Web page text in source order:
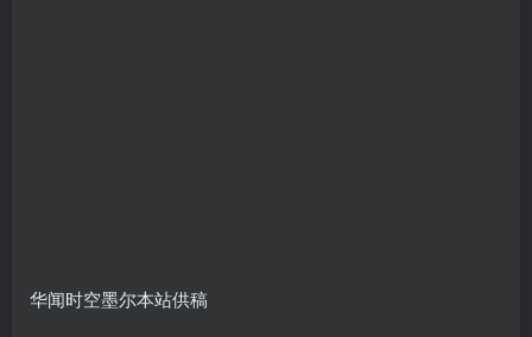
华闻时空墨尔本站供稿